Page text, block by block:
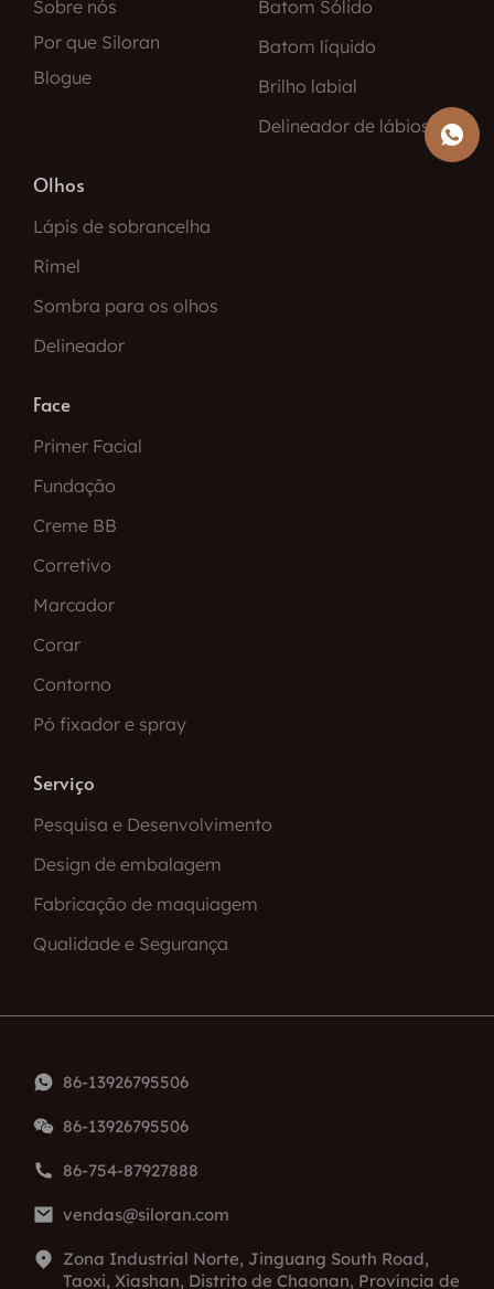
Sobre nós
Por que Siloran
Blogue
Batom Sólido
Batom líquido
Brilho labial
Delineador de lábios
Olhos
Lápis de sobrancelha
Rímel
Sombra para os olhos
Delineador
Face
Primer Facial
Fundação
Creme BB
Corretivo
Marcador
Corar
Contorno
Pó fixador e spray
Serviço
Pesquisa e Desenvolvimento
Design de embalagem
Fabricação de maquiagem
Qualidade e Segurança
86-13926795506
86-13926795506
86-754-87927888
vendas@siloran.com
Zona Industrial Norte, Jinguang South Road,
Taoxi, Xiashan, Distrito de Chaonan, Província de